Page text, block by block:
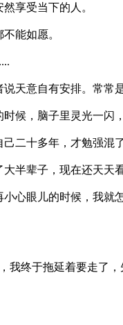
享受当下的人。
能如愿。
天意自有安排。常常
候，脑子里灵光一闪
二十多年，才勉强混
大半辈子，现在还天天
小心眼儿的时候，我就
我终于拖延着要走了